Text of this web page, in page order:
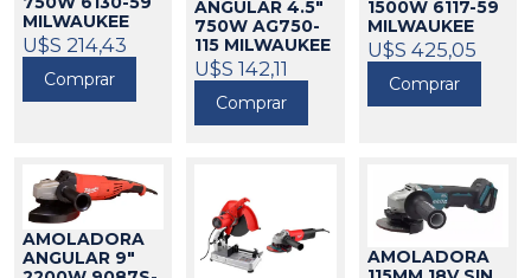
MILWAUKEE
271024
U$S 214,43
Comprar
ANGULAR 4.5"
750W AG750-
115 MILWAUKEE
271004
U$S 142,11
Comprar
1500W 6117-59
MILWAUKEE
271023
U$S 425,05
Comprar
AMOLADORA
ANGULAR 9"
AMOLADORA